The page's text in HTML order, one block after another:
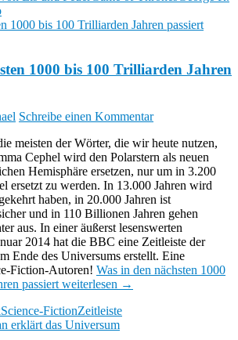
1000 bis 100 Trilliarden Jahren
Schreibe einen Kommentar
meisten der Wörter, die wir heute nutzen,
Cephel wird den Polarstern als neuen
Hemisphäre ersetzen, nur um in 3.200
ersetzt zu werden. In 13.000 Jahren wird
haben, in 20.000 Jahren ist
und in 110 Billionen Jahren gehen
aus. In einer äußerst lesenswerten
2014 hat die BBC eine Zeitleiste der
Ende des Universums erstellt. Eine
Fiction-Autoren! Was in den nächsten 1000
passiert weiterlesen →
Science-FictionZeitleiste